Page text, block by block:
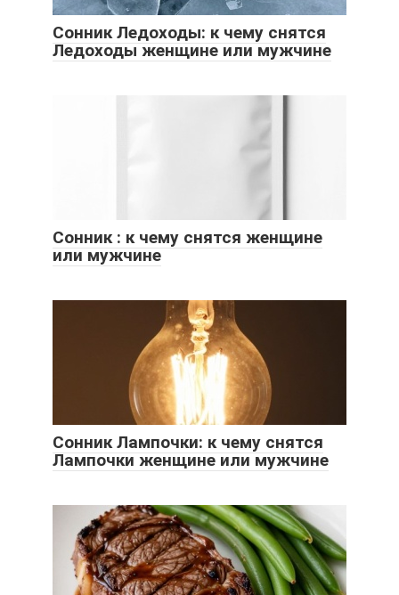
Сонник Ледоходы: к чему снятся
Ледоходы женщине или мужчине
Сонник : к чему снятся женщине
или мужчине
Сонник Лампочки: к чему снятся
Лампочки женщине или мужчине